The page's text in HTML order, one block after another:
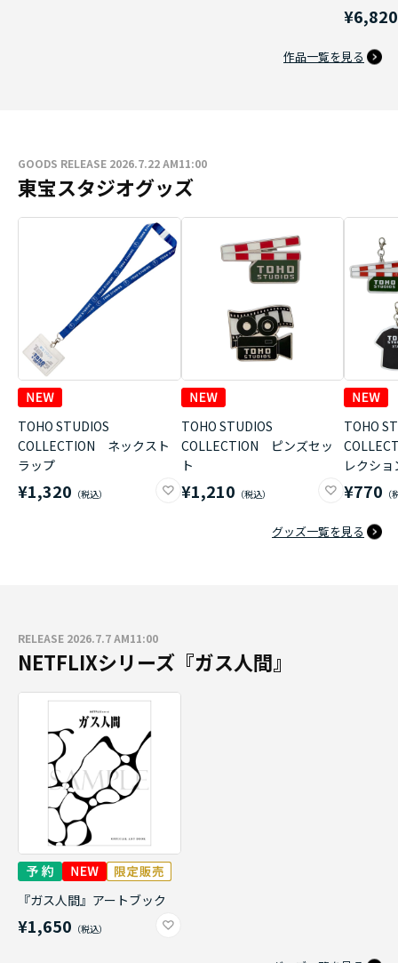
¥6,820
作品一覧を見る
GOODS RELEASE 2026.7.22 AM11:00
東宝スタジオグッズ
TOHO STUDIOS
COLLECTION ネックスト
ラップ
¥1,320
TOHO STUDIOS
COLLECTION ピンズセッ
ト
¥1,210
TOHO
レクシ
¥770
グッズ一覧を見る
RELEASE 2026.7.7 AM11:00
NETFLIXシリーズ『ガス人間』
『ガス人間』アートブック
¥1,650